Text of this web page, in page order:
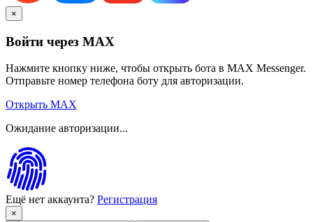
×
Войти через MAX
Нажмите кнопку ниже, чтобы открыть бота в MAX Messenger.
Отправьте номер телефона боту для авторизации.
Открыть MAX
Ожидание авторизации...
Ещё нет аккаунта? Регистрация
×